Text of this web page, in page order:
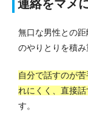
連絡をマメ
無口な男性との
のやりとりを積み
自分で話すのが
れにくく、直接
す。